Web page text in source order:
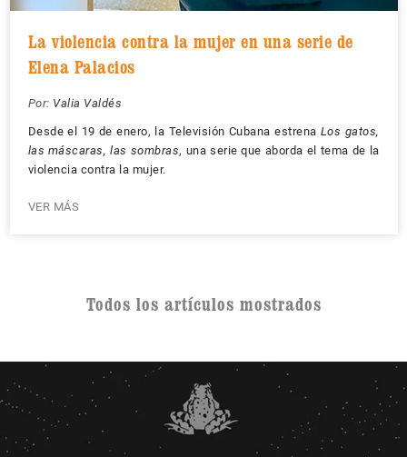
La violencia contra la mujer en una serie de
Elena Palacios
Por: Valia Valdés
Desde el 19 de enero, la Televisión Cubana estrena Los gatos,
las máscaras, las sombras, una serie que aborda el tema de la
violencia contra la mujer.
VER MÁS
Todos los artículos mostrados